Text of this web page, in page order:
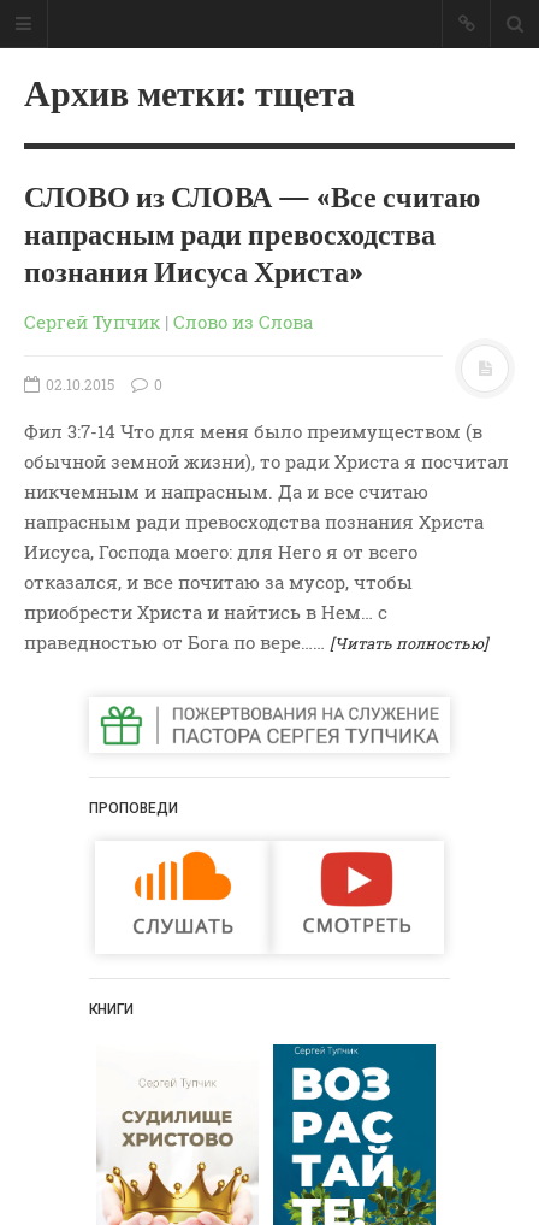
ГЛАВНАЯ
МОИ КНИГИ
СЛОВО-АУДИО
СЛОВО-ВИДЕО
ВОПРОСЫ ПАСТОРУ
Беседы По Бытие
Заметки
Изображения
История-Свидетельство
Книга "Второе Пришествие
Книги
Мини-Проповеди
Притчи
Проповедь-Аудио
Архив метки: тщета
СЛОВО из СЛОВА — «Все считаю
напрасным ради превосходства
познания Иисуса Христа»
Сергей Тупчик | Слово из Слова
02.10.2015 0
Фил 3:7-14 Что для меня было преимуществом (в
обычной земной жизни), то ради Христа я посчитал
никчемным и напрасным. Да и все считаю
напрасным ради превосходства познания Христа
Иисуса, Господа моего: для Него я от всего
отказался, и все почитаю за мусор, чтобы
приобрести Христа и найтись в Нем… с
праведностью от Бога по вере……
[Читать полностью]
ПРОПОВЕДИ
КНИГИ